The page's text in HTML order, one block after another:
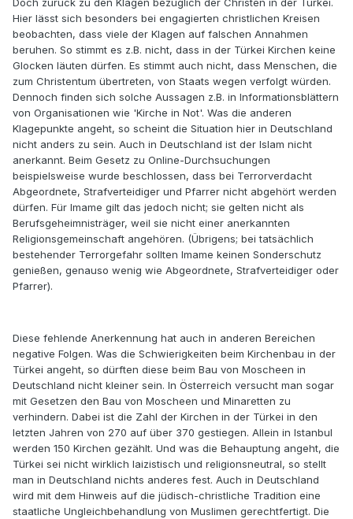
Doch zurück zu den Klagen bezüglich der Christen in der Türkei.
Hier lässt sich besonders bei engagierten christlichen Kreisen
beobachten, dass viele der Klagen auf falschen Annahmen
beruhen. So stimmt es z.B. nicht, dass in der Türkei Kirchen keine
Glocken läuten dürfen. Es stimmt auch nicht, dass Menschen, die
zum Christentum übertreten, von Staats wegen verfolgt würden.
Dennoch finden sich solche Aussagen z.B. in Informationsblättern
von Organisationen wie 'Kirche in Not'. Was die anderen
Klagepunkte angeht, so scheint die Situation hier in Deutschland
nicht anders zu sein. Auch in Deutschland ist der Islam nicht
anerkannt. Beim Gesetz zu Online-Durchsuchungen
beispielsweise wurde beschlossen, dass bei Terrorverdacht
Abgeordnete, Strafverteidiger und Pfarrer nicht abgehört werden
dürfen. Für Imame gilt das jedoch nicht; sie gelten nicht als
Berufsgeheimnisträger, weil sie nicht einer anerkannten
Religionsgemeinschaft angehören. (Übrigens; bei tatsächlich
bestehender Terrorgefahr sollten Imame keinen Sonderschutz
genießen, genauso wenig wie Abgeordnete, Strafverteidiger oder
Pfarrer).
Diese fehlende Anerkennung hat auch in anderen Bereichen
negative Folgen. Was die Schwierigkeiten beim Kirchenbau in der
Türkei angeht, so dürften diese beim Bau von Moscheen in
Deutschland nicht kleiner sein. In Österreich versucht man sogar
mit Gesetzen den Bau von Moscheen und Minaretten zu
verhindern. Dabei ist die Zahl der Kirchen in der Türkei in den
letzten Jahren von 270 auf über 370 gestiegen. Allein in Istanbul
werden 150 Kirchen gezählt. Und was die Behauptung angeht, die
Türkei sei nicht wirklich laizistisch und religionsneutral, so stellt
man in Deutschland nichts anderes fest. Auch in Deutschland
wird mit dem Hinweis auf die jüdisch-christliche Tradition eine
staatliche Ungleichbehandlung von Muslimen gerechtfertigt. Die